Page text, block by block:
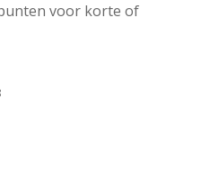
voor korte of